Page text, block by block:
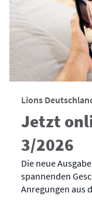
Lions
Jetzt
3/2026
Die neue
spannenden
Anregungen aus